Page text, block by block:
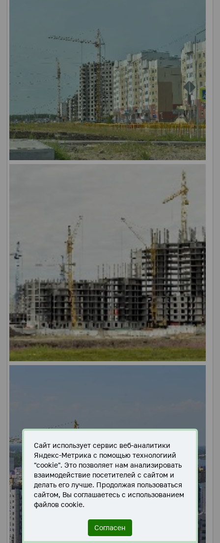
Сайт использует сервис веб-аналитики
Яндекс-Метрика с помощью технологиий
"cookie". Это позволяет нам анализировать
взаимодействие посетителей с сайтом и
делать его лучше. Продолжая пользоваться
сайтом, Вы соглашаетесь с использованием
файлов cookie.
Согласен